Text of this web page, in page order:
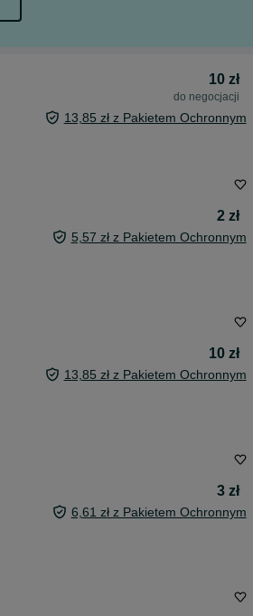
10 zł
do negocjacji
13,85 zł z Pakietem Ochronnym
2 zł
5,57 zł z Pakietem Ochronnym
10 zł
13,85 zł z Pakietem Ochronnym
3 zł
6,61 zł z Pakietem Ochronnym